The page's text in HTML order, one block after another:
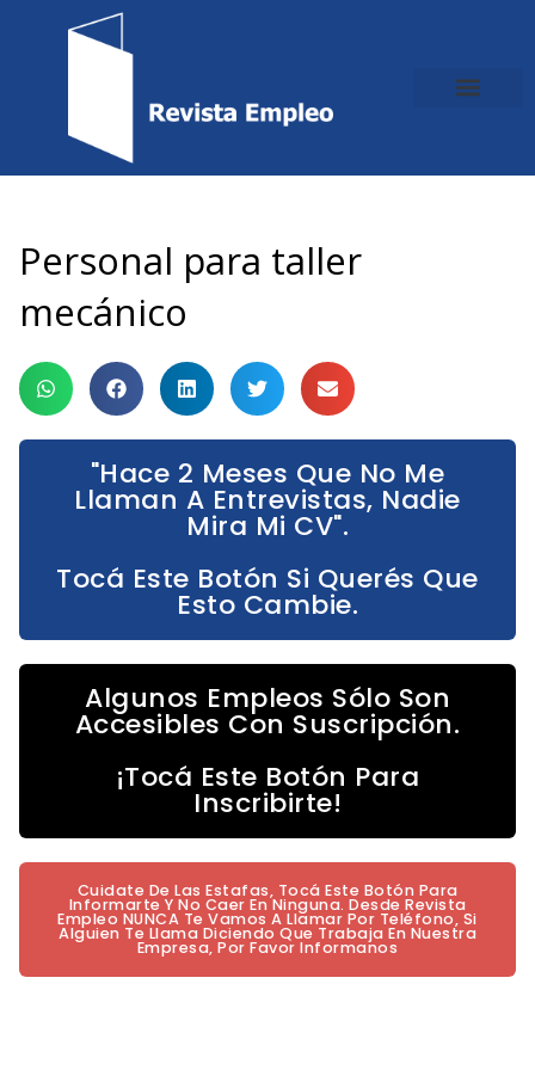
Personal para taller
mecánico
"Hace 2 Meses Que No Me
Llaman A Entrevistas, Nadie
Mira Mi CV".
Tocá Este Botón Si Querés Que
Esto Cambie.
Algunos Empleos Sólo Son
Accesibles Con Suscripción.
¡Tocá Este Botón Para
Inscribirte!
Cuidate De Las Estafas, Tocá Este Botón Para
Informarte Y No Caer En Ninguna. Desde Revista
Empleo NUNCA Te Vamos A Llamar Por Teléfono, Si
Alguien Te Llama Diciendo Que Trabaja En Nuestra
Empresa, Por Favor Informanos